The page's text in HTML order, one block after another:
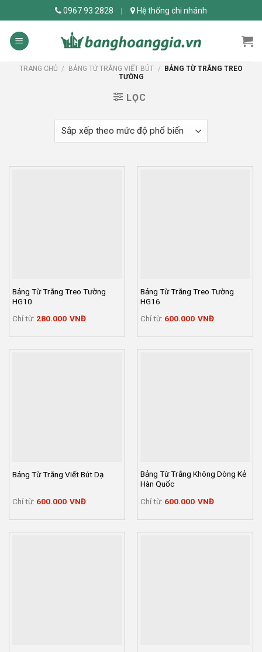
to
content
0967 93 2828 | Hệ thống chi nhánh
TRANG CHỦ / BẢNG TỪ TRẮNG VIẾT BÚT /
BẢNG TỪ TRẮNG TREO
TƯỜNG
LỌC
Bảng Từ Trắng Treo Tường
HG10
Chỉ từ: 280.000 VNĐ
Bảng Từ Trắng Treo Tường
HG16
Chỉ từ: 600.000 VNĐ
Bảng Từ Trắng Viết Bút Dạ
Chỉ từ: 600.000 VNĐ
Bảng Từ Trắng Không Dòng Kẻ
Hàn Quốc
Chỉ từ: 600.000 VNĐ